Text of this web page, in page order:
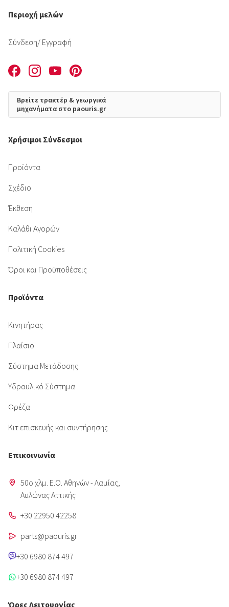
Περιοχή μελών
Σύνδεση/ Εγγραφή
Βρείτε τρακτέρ & γεωργικά
μηχανήματα στο paouris.gr
Χρήσιμοι Σύνδεσμοι
Προϊόντα
Σχέδιο
Έκθεση
Καλάθι Αγορών
Πολιτική Cookies
Όροι και Προϋποθέσεις
Προϊόντα
Κινητήρας
Πλαίσιο
Σύστημα Μετάδοσης
Υδραυλικό Σύστημα
Φρέζα
Κιτ επισκευής και συντήρησης
Επικοινωνία
50o χλμ. Ε.Ο. Αθηνών - Λαμίας,
Aυλώνας Αττικής
+30 22950 42258
parts@paouris.gr
+30 6980 874 497
+30 6980 874 497
Ώρες Λειτουργίας